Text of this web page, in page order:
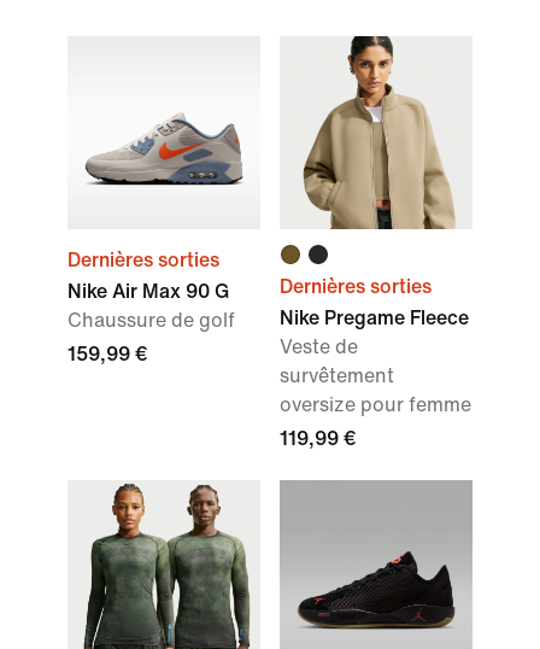
Dernières sorties
Nike Air Max 90 G
Chaussure de golf
159,99 €
Dernières sorties
Nike Pregame Fleece
Veste de
survêtement
oversize pour femme
119,99 €